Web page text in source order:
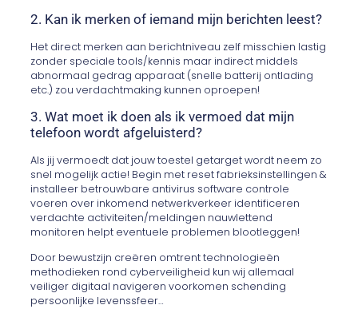
2. Kan ik merken of iemand mijn berichten leest?
Het direct merken aan berichtniveau zelf misschien lastig
zonder speciale tools/kennis maar indirect middels
abnormaal gedrag apparaat (snelle batterij ontlading
etc.) zou verdachtmaking kunnen oproepen!
3. Wat moet ik doen als ik vermoed dat mijn
telefoon wordt afgeluisterd?
Als jij vermoedt dat jouw toestel getarget wordt neem zo
snel mogelijk actie! Begin met reset fabrieksinstellingen &
installeer betrouwbare antivirus software controle
voeren over inkomend netwerkverkeer identificeren
verdachte activiteiten/meldingen nauwlettend
monitoren helpt eventuele problemen blootleggen!
Door bewustzijn creëren omtrent technologieën
methodieken rond cyberveiligheid kun wij allemaal
veiliger digitaal navigeren voorkomen schending
persoonlijke levenssfeer…